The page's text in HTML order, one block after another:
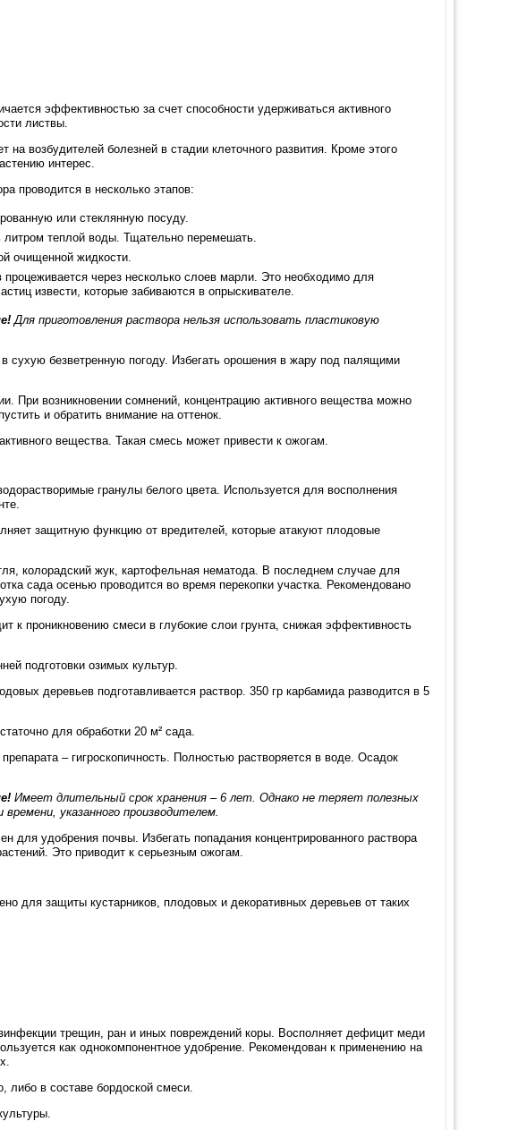
эффективностью за счет способности удерживаться активного
листвы.
на возбудителей болезней в стадии клеточного развития. Кроме этого
интерес.
проводится в несколько этапов:
или стеклянную посуду.
литром теплой воды. Тщательно перемешать.
очищенной жидкости.
процеживается через несколько слоев марли. Это необходимо для
извести, которые забиваются в опрыскивателе.
Для приготовления раствора нельзя использовать пластиковую
сухую безветренную погоду. Избегать орошения в жару под палящими
При возникновении сомнений, концентрацию активного вещества можно
и обратить внимание на оттенок.
вещества. Такая смесь может привести к ожогам.
гранулы белого цвета. Используется для восполнения
защитную функцию от вредителей, которые атакуют плодовые
колорадский жук, картофельная нематода. В последнем случае для
сада осенью проводится во время перекопки участка. Рекомендовано
погоду.
к проникновению смеси в глубокие слои грунта, снижая эффективность
подготовки озимых культур.
деревьев подготавливается раствор. 350 гр карбамида разводится в 5
для обработки 20 м² сада.
– гигроскопичность. Полностью растворяется в воде. Осадок
Имеет длительный срок хранения – 6 лет. Однако не теряет полезных
времени, указанного производителем.
для удобрения почвы. Избегать попадания концентрированного раствора
Это приводит к серьезным ожогам.
для защиты кустарников, плодовых и декоративных деревьев от таких
трещин, ран и иных повреждений коры. Восполняет дефицит меди
как однокомпонентное удобрение. Рекомендован к применению на
в составе бордоской смеси.